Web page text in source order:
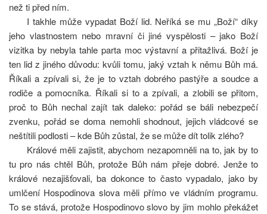
než ti před ním.
I takhle může vypadat Boží lid. Neříká se mu „Boží“ díky
jeho vlast­nostem nebo mravní či jiné vyspělosti – jako Boží
vizitka by nebyla tahle parta moc výstavní a přitažlivá. Boží je
ten lid z jiného důvodu: kvůli tomu, jaký vztah k němu Bůh má.
Říkali a zpívali si, že je to vztah dobrého pastýře a soudce a
rodiče a pomocníka. Říkali si to a zpívali, a zlobili se přitom,
proč to Bůh nechal zajít tak daleko: pořád se báli ne­bezpečí
zvenku, pořád se doma nemohli shodnout, jejich vládcové se
neštítili podlosti – kde Bůh zůstal, že se může dít tolik zlého?
Králové měli zajistit, abychom nezapomněli na to, jak by to
tu pro nás chtěl Bůh, protože Bůh nám přeje dobré. Jenže to
králové nezajiš­ťovali, ba dokonce to často vypadalo, jako by
umlčení Hospodinova slova měli přímo ve vládním programu.
To se stává, protože Hospodi­novo slovo by jim mohlo překážet